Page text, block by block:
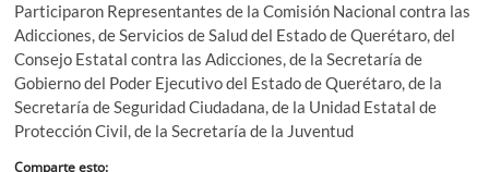
Participaron Representantes de la Comisión Nacional contra las
Adicciones, de Servicios de Salud del Estado de Querétaro, del
Consejo Estatal contra las Adicciones, de la Secretaría de
Gobierno del Poder Ejecutivo del Estado de Querétaro, de la
Secretaría de Seguridad Ciudadana, de la Unidad Estatal de
Protección Civil, de la Secretaría de la Juventud
Comparte esto: